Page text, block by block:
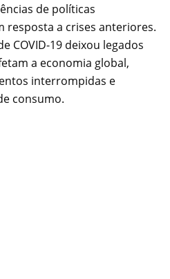
de políticas
resposta a crises anteriores.
COVID-19 deixou legados
a economia global,
interrompidas e
consumo.